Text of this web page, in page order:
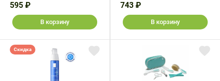
595 ₽
В корзину
743 ₽
В корзину
Скидка